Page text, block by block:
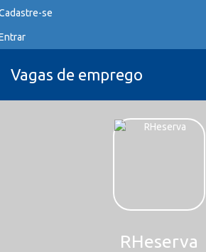
se
Vagas de emprego
RHeserva